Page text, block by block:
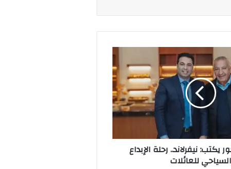
يكتب: نيفرلاند.. رحلة الإبداع
السياحي للعائلات